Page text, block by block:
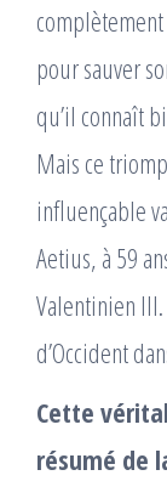
pour sauver
qu’il connaît
Mais ce
influençable
Aetius, à 59
Valentinien
d’Occident
Cette
résumé de